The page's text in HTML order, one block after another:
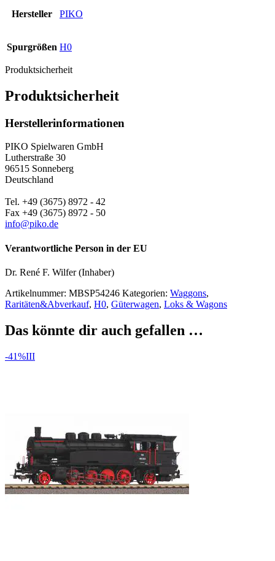
Hersteller PIKO
Spurgrößen H0
Produktsicherheit
Produktsicherheit
Herstellerinformationen
PIKO Spielwaren GmbH
Lutherstraße 30
96515 Sonneberg
Deutschland
Tel. +49 (3675) 8972 - 42
Fax +49 (3675) 8972 - 50
info@piko.de
Verantwortliche Person in der EU
Dr. René F. Wilfer (Inhaber)
Artikelnummer: MBSP54246 Kategorien: Waggons,
Raritäten&Abverkauf, H0, Güterwagen, Loks & Wagons
Das könnte dir auch gefallen …
-41%III